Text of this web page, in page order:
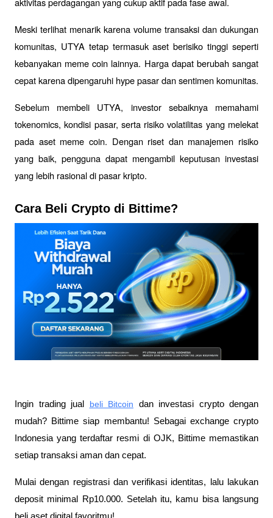
Meski terlihat menarik karena volume transaksi dan dukungan
komunitas, UTYA tetap termasuk aset berisiko tinggi seperti
kebanyakan meme coin lainnya. Harga dapat berubah sangat
cepat karena dipengaruhi hype pasar dan sentimen komunitas.
Sebelum membeli UTYA, investor sebaiknya memahami
tokenomics, kondisi pasar, serta risiko volatilitas yang melekat
pada aset meme coin. Dengan riset dan manajemen risiko
yang baik, pengguna dapat mengambil keputusan investasi
yang lebih rasional di pasar kripto.
Cara Beli Crypto di Bittime?
Ingin trading jual beli Bitcoin dan investasi crypto dengan
mudah? Bittime siap membantu! Sebagai exchange crypto
Indonesia yang terdaftar resmi di OJK, Bittime memastikan
setiap transaksi aman dan cepat.
Mulai dengan registrasi dan verifikasi identitas, lalu lakukan
deposit minimal Rp10.000. Setelah itu, kamu bisa langsung
beli aset digital favoritmu!